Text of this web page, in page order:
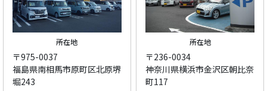
所在地
〒975-0037
福島県南相馬市原町区北原堺
堀243
所在地
〒236-0034
神奈川県横浜市金沢区朝比奈
町117